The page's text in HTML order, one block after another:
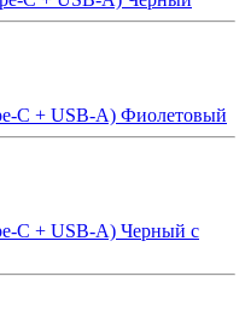
C + USB-A) Фиолетовый
C + USB-A) Черный с